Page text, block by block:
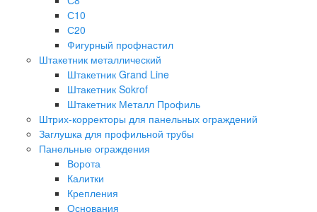
С10
С20
Фигурный профнастил
Штакетник металлический
Штакетник Grand Line
Штакетник Sokrof
Штакетник Металл Профиль
Штрих-корректоры для панельных ограждений
Заглушка для профильной трубы
Панельные ограждения
Ворота
Калитки
Крепления
Основания